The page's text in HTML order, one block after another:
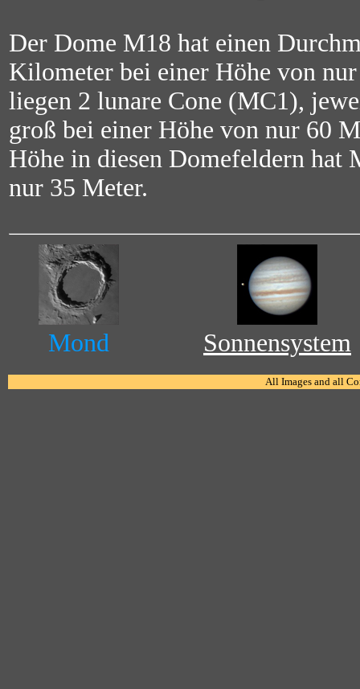
Der Dome M18 hat einen
Kilometer bei einer Höhe von
liegen 2 lunare Cone (MC1),
groß bei einer Höhe von nur 60
Höhe in diesen Domefeldern hat
nur 35 Meter.
Mond Sonnensystem
All Images and all